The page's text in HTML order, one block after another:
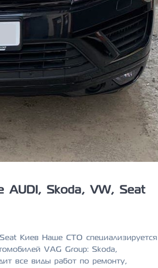
AUDI, Skoda, VW, Seat
Киев Наше СТО специализируется
VAG Group: Skoda,
все виды работ по ремонту,